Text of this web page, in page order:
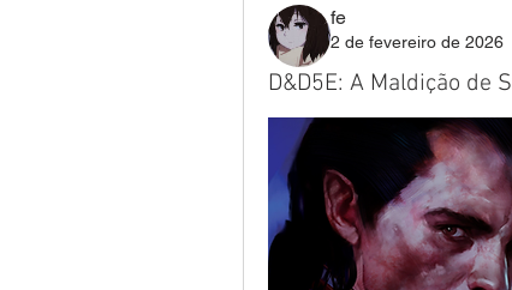
fe
2 de fevereiro de 2026
D&D5E: A Maldição de